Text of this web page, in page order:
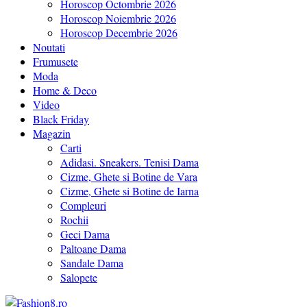
Horoscop Octombrie 2026
Horoscop Noiembrie 2026
Horoscop Decembrie 2026
Noutati
Frumusete
Moda
Home & Deco
Video
Black Friday
Magazin
Carti
Adidasi. Sneakers. Tenisi Dama
Cizme, Ghete si Botine de Vara
Cizme, Ghete si Botine de Iarna
Compleuri
Rochii
Geci Dama
Paltoane Dama
Sandale Dama
Salopete